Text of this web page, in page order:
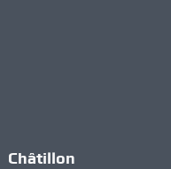
Châtillon